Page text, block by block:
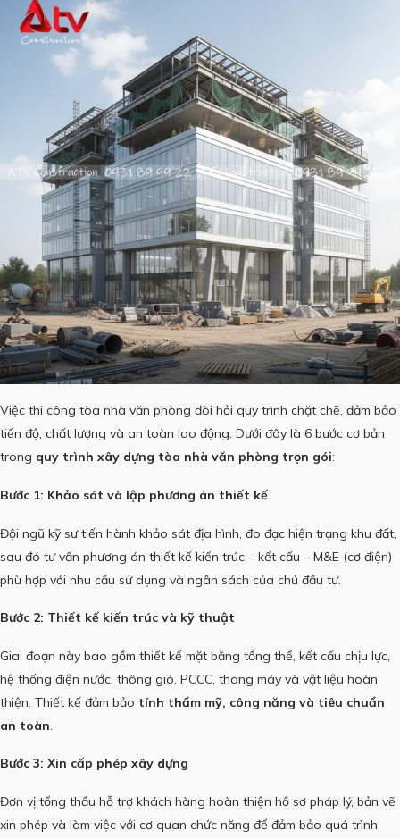
Việc thi công tòa nhà văn phòng đòi hỏi quy trình chặt chẽ, đảm bảo
tiến độ, chất lượng và an toàn lao động. Dưới đây là 6 bước cơ bản
trong quy trình xây dựng tòa nhà văn phòng trọn gói:
Bước 1: Khảo sát và lập phương án thiết kế
Đội ngũ kỹ sư tiến hành khảo sát địa hình, đo đạc hiện trạng khu đất,
sau đó tư vấn phương án thiết kế kiến trúc – kết cấu – M&E (cơ điện)
phù hợp với nhu cầu sử dụng và ngân sách của chủ đầu tư.
Bước 2: Thiết kế kiến trúc và kỹ thuật
Giai đoạn này bao gồm thiết kế mặt bằng tổng thể, kết cấu chịu lực,
hệ thống điện nước, thông gió, PCCC, thang máy và vật liệu hoàn
thiện. Thiết kế đảm bảo tính thẩm mỹ, công năng và tiêu chuẩn
an toàn.
Bước 3: Xin cấp phép xây dựng
Đơn vị tổng thầu hỗ trợ khách hàng hoàn thiện hồ sơ pháp lý, bản vẽ
xin phép và làm việc với cơ quan chức năng để đảm bảo quá trình